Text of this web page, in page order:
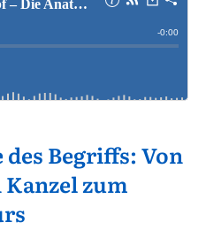
des Begriffs: Von
zum